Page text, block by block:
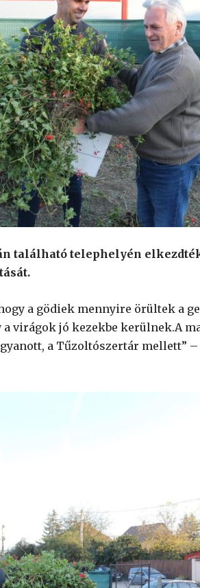
található telephelyén
a gödiek mennyire örültek a
virágok jó kezekbe kerülnek.A
a Tűzoltószertár mellett”